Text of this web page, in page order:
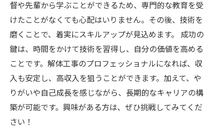
督や先輩から学ぶことができるため、専門的な教育を受
けたことがなくても心配はいりません。その後、技術を
磨くことで、着実にスキルアップが見込めます。 成功の
鍵は、時間をかけて技術を習得し、自分の価値を高める
ことです。解体工事のプロフェッショナルになれば、収
入も安定し、高収入を狙うことができます。加えて、や
りがいや自己成長を感じながら、長期的なキャリアの構
築が可能です。興味がある方は、ぜひ挑戦してみてくだ
さい！